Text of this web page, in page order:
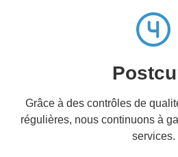
Grâce à des contrôles de
régulières, nous continuons à
services.